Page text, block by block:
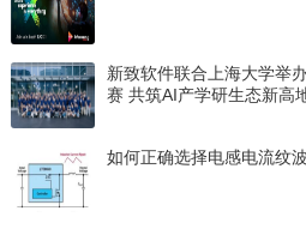
新致软件联合上海大学举
赛 共筑AI产学研生态新高
如何正确选择电感电流纹波